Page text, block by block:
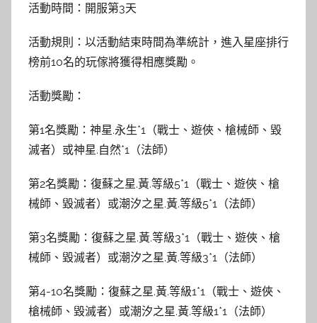
活動時間：開服第3天
活動規則：以活動結束時間為準統計，進入星座排行
榜前10名的玩傢將獲得相應獎勵。
活動獎勵：
第1名獎勵：神星.永生*1（戰士、遊俠、槍械師、毀
滅者）或神星.自然*1（法師）
第2名獎勵：復蘇之星.黃.等級5*1（戰士、遊俠、槍
械師、毀滅者）或潮汐之星.黃.等級5*1（法師）
第3名獎勵：復蘇之星.黃.等級3*1（戰士、遊俠、槍
械師、毀滅者）或潮汐之星.黃.等級3*1（法師）
第4-10名獎勵：復蘇之星.黃.等級1*1（戰士、遊俠、
槍械師、毀滅者）或潮汐之星.黃.等級1*1（法師）